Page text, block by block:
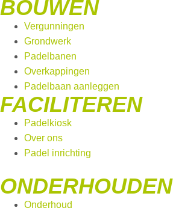
BOUWEN
Vergunningen
Grondwerk
Padelbanen
Overkappingen
Padelbaan aanleggen
FACILITEREN
Padelkiosk
Over ons
Padel inrichting
ONDERHOUDEN
Onderhoud